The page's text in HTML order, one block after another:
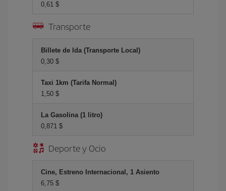
0,61 $
Transporte
Billete de Ida (Transporte Local)
0,30 $
Taxi 1km (Tarifa Normal)
1,50 $
La Gasolina (1 litro)
0,871 $
Deporte y Ocio
Cine, Estreno Internacional, 1 Asiento
6,75 $